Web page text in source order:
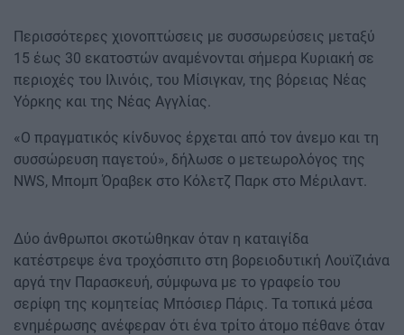
Περισσότερες χιονοπτώσεις με συσσωρεύσεις μεταξύ
15 έως 30 εκατοστών αναμένονται σήμερα Κυριακή σε
περιοχές του Ιλινόις, του Μίσιγκαν, της βόρειας Νέας
Υόρκης και της Νέας Αγγλίας.
«Ο πραγματικός κίνδυνος έρχεται από τον άνεμο και τη
συσσώρευση παγετού», δήλωσε ο μετεωρολόγος της
NWS, Μπομπ Όραβεκ στο Κόλετζ Παρκ στο Μέριλαντ.
Δύο άνθρωποι σκοτώθηκαν όταν η καταιγίδα
κατέστρεψε ένα τροχόσπιτο στη βορειοδυτική Λουϊζιάνα
αργά την Παρασκευή, σύμφωνα με το γραφείο του
σερίφη της κομητείας Μπόσιερ Πάρις. Τα τοπικά μέσα
ενημέρωσης ανέφεραν ότι ένα τρίτο άτομο πέθανε όταν